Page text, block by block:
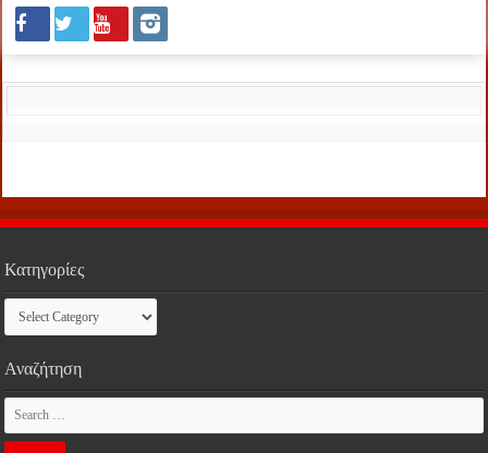
Κατηγορίες
Κατηγορίες
Αναζήτηση